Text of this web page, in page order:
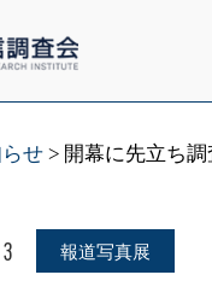
せ 開幕に先立ち
報道写真展